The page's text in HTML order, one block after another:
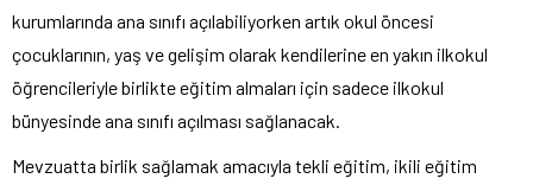
kurumlarında ana sınıfı açılabiliyorken artık okul öncesi
çocuklarının, yaş ve gelişim olarak kendilerine en yakın ilkokul
öğrencileriyle birlikte eğitim almaları için sadece ilkokul
bünyesinde ana sınıfı açılması sağlanacak.
Mevzuatta birlik sağlamak amacıyla tekli eğitim, ikili eğitim